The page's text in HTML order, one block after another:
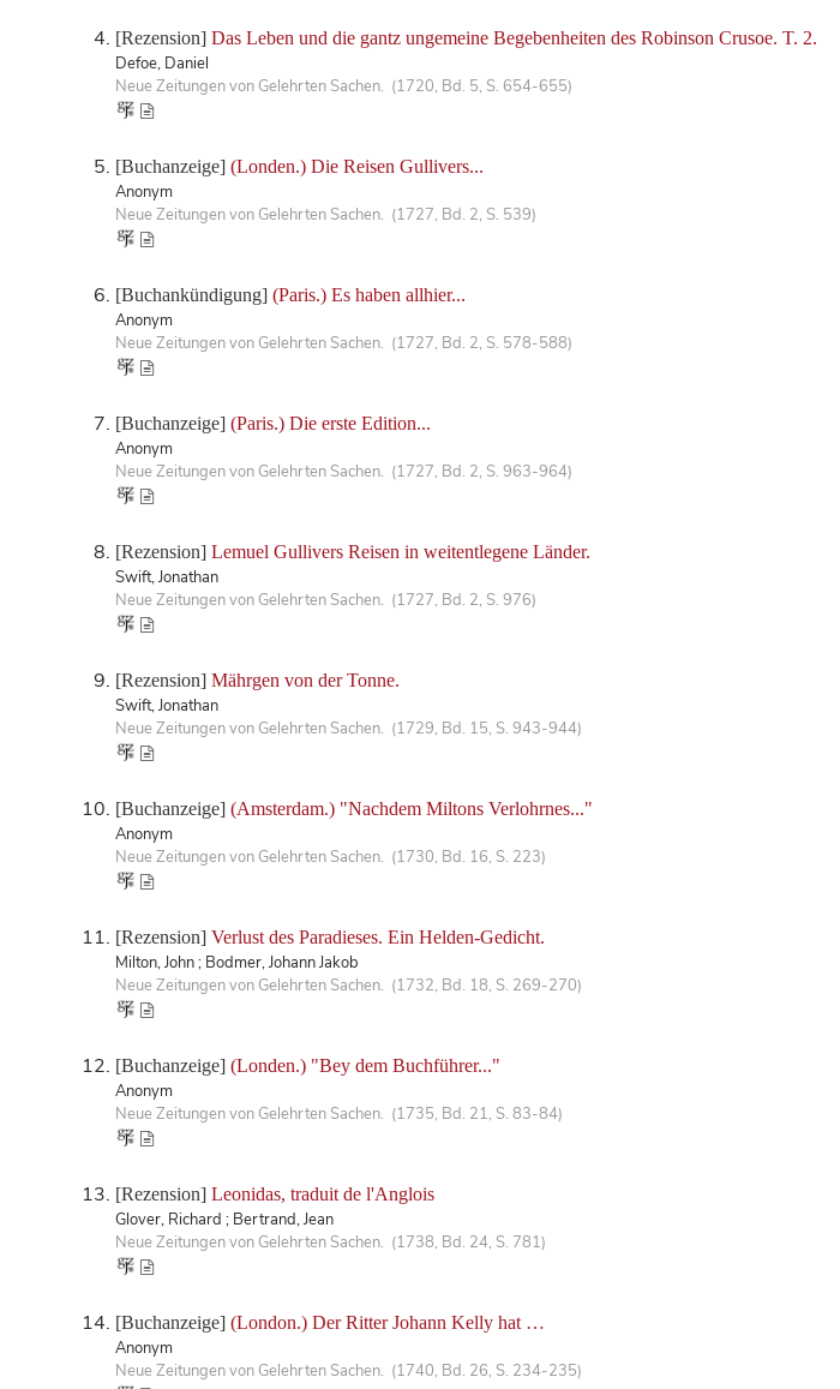
[Rezension] Das Leben und die gantz ungemeine Begebenheiten des Robinson Crusoe. T. 2.
Defoe, Daniel
Neue Zeitungen von Gelehrten Sachen. (1720, Bd. 5, S. 654-655)
[Buchanzeige] (Londen.) Die Reisen Gullivers...
Anonym
Neue Zeitungen von Gelehrten Sachen. (1727, Bd. 2, S. 539)
[Buchankündigung] (Paris.) Es haben allhier...
Anonym
Neue Zeitungen von Gelehrten Sachen. (1727, Bd. 2, S. 578-588)
[Buchanzeige] (Paris.) Die erste Edition...
Anonym
Neue Zeitungen von Gelehrten Sachen. (1727, Bd. 2, S. 963-964)
[Rezension] Lemuel Gullivers Reisen in weitentlegene Länder.
Swift, Jonathan
Neue Zeitungen von Gelehrten Sachen. (1727, Bd. 2, S. 976)
[Rezension] Mährgen von der Tonne.
Swift, Jonathan
Neue Zeitungen von Gelehrten Sachen. (1729, Bd. 15, S. 943-944)
[Buchanzeige] (Amsterdam.) "Nachdem Miltons Verlohrnes..."
Anonym
Neue Zeitungen von Gelehrten Sachen. (1730, Bd. 16, S. 223)
[Rezension] Verlust des Paradieses. Ein Helden-Gedicht.
Milton, John ; Bodmer, Johann Jakob
Neue Zeitungen von Gelehrten Sachen. (1732, Bd. 18, S. 269-270)
[Buchanzeige] (Londen.) "Bey dem Buchführer..."
Anonym
Neue Zeitungen von Gelehrten Sachen. (1735, Bd. 21, S. 83-84)
[Rezension] Leonidas, traduit de l'Anglois
Glover, Richard ; Bertrand, Jean
Neue Zeitungen von Gelehrten Sachen. (1738, Bd. 24, S. 781)
[Buchanzeige] (London.) Der Ritter Johann Kelly hat …
Anonym
Neue Zeitungen von Gelehrten Sachen. (1740, Bd. 26, S. 234-235)